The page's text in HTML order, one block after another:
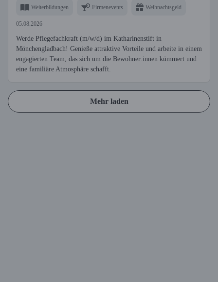
Weiterbildungen Firmenevents Weihnachtsgeld
05.08.2026
Werde Pflegefachkraft (m/w/d) im Katharinenstift in
Mönchengladbach! Genieße attraktive Vorteile und arbeite in einem
engagierten Team, das sich um die Bewohner:innen kümmert und
eine familiäre Atmosphäre schafft.
Mehr laden